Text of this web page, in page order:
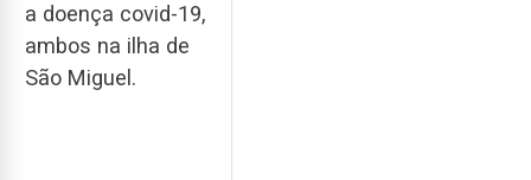
a doença covid-19,
ambos na ilha de
São Miguel.